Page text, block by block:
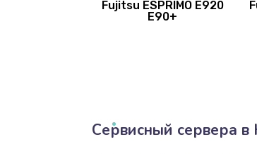
Fujitsu ESPRIMO E920
E90+
Сервисный сервера